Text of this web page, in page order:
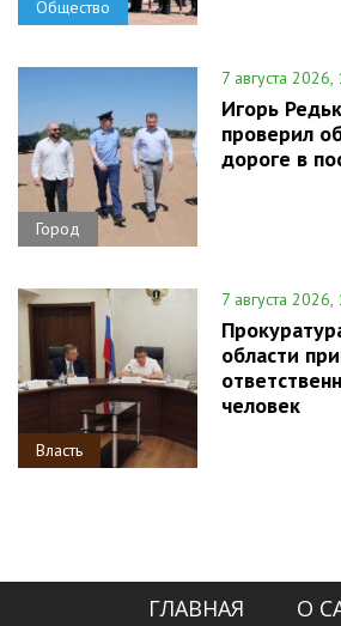
Общество
Город
7 августа 2026,
Игорь
проверил
дороге в
Власть
7 августа 2026,
области
человек
ГЛАВНАЯ
О